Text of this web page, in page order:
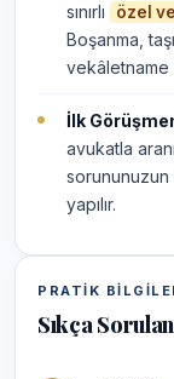
sınırlı
özel
Boşanma,
vekâletname
İlk
avukatla
yapılır.
PRATIK
Sıkça